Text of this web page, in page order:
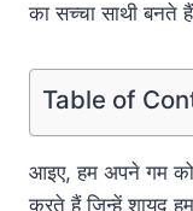
का सच्चा साथी बनते
Table of
आइए, हम अपने गम
करते हैं जिन्हें शायद